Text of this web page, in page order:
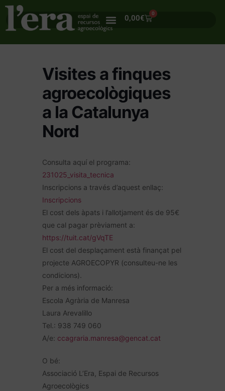
0,00€
0
Visites a finques
agroecològiques
a la Catalunya
Nord
Consulta aquí el programa:
231025_visita_tecnica
Inscripcions a través d’aquest enllaç:
Inscripcions
El cost dels àpats i l’allotjament és de 95€
que cal pagar prèviament a:
https://tuit.cat/gVqTE
El cost del desplaçament està finançat pel
projecte AGROECOPYR (consulteu-ne les
condicions).
Per a més informació:
Escola Agrària de Manresa
Laura Arevalillo
Tel.: 938 749 060
A/e: ccagraria.manresa@gencat.cat
O bé:
Associació L’Era, Espai de Recursos
Agroecològics